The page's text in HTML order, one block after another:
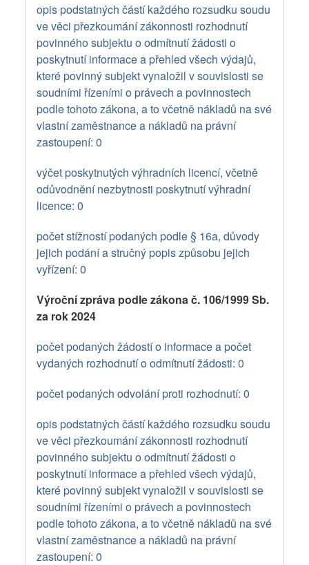
opis podstatných částí každého rozsudku soudu
ve věci přezkoumání zákonnosti rozhodnutí
povinného subjektu o odmítnutí žádosti o
poskytnutí informace a přehled všech výdajů,
které povinný subjekt vynaložil v souvislosti se
soudními řízeními o právech a povinnostech
podle tohoto zákona, a to včetně nákladů na své
vlastní zaměstnance a nákladů na právní
zastoupení: 0
výčet poskytnutých výhradních licencí, včetně
odůvodnění nezbytnosti poskytnutí výhradní
licence: 0
počet stížností podaných podle § 16a, důvody
jejich podání a stručný popis způsobu jejich
vyřízení: 0
Výroční zpráva podle zákona č. 106/1999 Sb.
za rok 2024
počet podaných žádostí o informace a počet
vydaných rozhodnutí o odmítnutí žádosti: 0
počet podaných odvolání proti rozhodnutí: 0
opis podstatných částí každého rozsudku soudu
ve věci přezkoumání zákonnosti rozhodnutí
povinného subjektu o odmítnutí žádosti o
poskytnutí informace a přehled všech výdajů,
které povinný subjekt vynaložil v souvislosti se
soudními řízeními o právech a povinnostech
podle tohoto zákona, a to včetně nákladů na své
vlastní zaměstnance a nákladů na právní
zastoupení: 0